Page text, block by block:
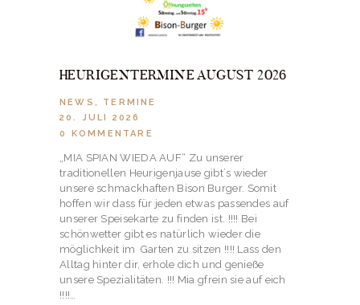
HEURIGENTERMINE AUGUST 2026
NEWS , TERMINE
20. JULI 2026
0
KOMMENTARE
„MIA SPIAN WIEDA AUF“ Zu unserer
traditionellen Heurigenjause gibt`s wieder
unsere schmackhaften Bison Burger. Somit
hoffen wir dass für jeden etwas passendes auf
unserer Speisekarte zu finden ist. !!!! Bei
schönwetter gibt es natürlich wieder die
möglichkeit im Garten zu sitzen !!!! Lass den
Alltag hinter dir, erhole dich und genieße
unsere Spezialitäten. !!! Mia gfrein sie auf eich
!!!!…